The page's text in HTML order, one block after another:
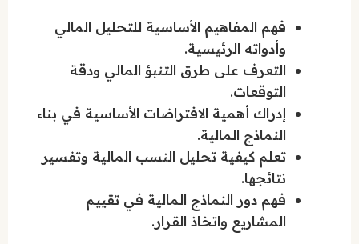
فهم المفاهيم الأساسية للتحليل المالي
وأدواته الرئيسية.
التعرف على طرق التنبؤ المالي ودقة
التوقعات.
إدراك أهمية الافتراضات الأساسية في بناء
النماذج المالية.
تعلم كيفية تحليل النسب المالية وتفسير
نتائجها.
فهم دور النماذج المالية في تقييم
المشاريع واتخاذ القرار.